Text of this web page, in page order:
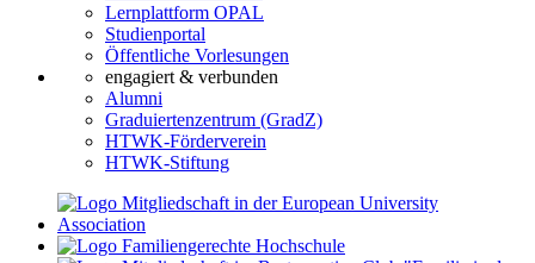
Lernplattform OPAL
Studienportal
Öffentliche Vorlesungen
engagiert & verbunden
Alumni
Graduiertenzentrum (GradZ)
HTWK-Förderverein
HTWK-Stiftung